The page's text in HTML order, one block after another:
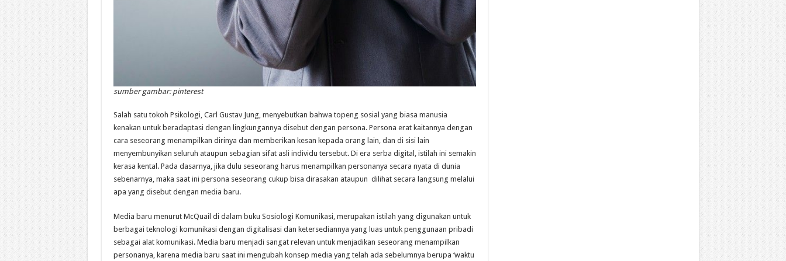
sumber gambar: pinterest
Salah satu tokoh Psikologi, Carl Gustav Jung, menyebutkan bahwa topeng sosial yang biasa manusia
kenakan untuk beradaptasi dengan lingkungannya disebut dengan persona. Persona erat kaitannya dengan
cara seseorang menampilkan dirinya dan memberikan kesan kepada orang lain, dan di sisi lain
menyembunyikan seluruh ataupun sebagian sifat asli individu tersebut. Di era serba digital, istilah ini semakin
kerasa kental. Pada dasarnya, jika dulu seseorang harus menampilkan personanya secara nyata di dunia
sebenarnya, maka saat ini persona seseorang cukup bisa dirasakan ataupun dilihat secara langsung melalui
apa yang disebut dengan media baru.
Media baru menurut McQuail di dalam buku Sosiologi Komunikasi, merupakan istilah yang digunakan untuk
berbagai teknologi komunikasi dengan digitalisasi dan ketersediannya yang luas untuk penggunaan pribadi
sebagai alat komunikasi. Media baru menjadi sangat relevan untuk menjadikan seseorang menampilkan
personanya, karena media baru saat ini mengubah konsep media yang telah ada sebelumnya berupa ‘waktu